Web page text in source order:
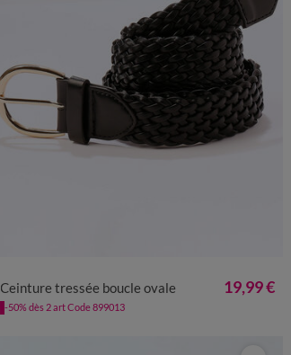
Ceinture tressée boucle ovale 19,99 €
-50% dès 2 art Code 899013